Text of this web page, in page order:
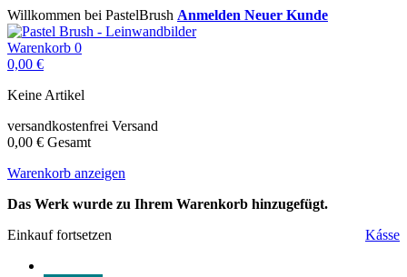
Willkommen bei PastelBrush Anmelden Neuer Kunde
Warenkorb 0
0,00 €
Keine Artikel
versandkostenfrei Versand
0,00 € Gesamt
Warenkorb anzeigen
Das Werk wurde zu Ihrem Warenkorb hinzugefügt.
Einkauf fortsetzen
Kásse